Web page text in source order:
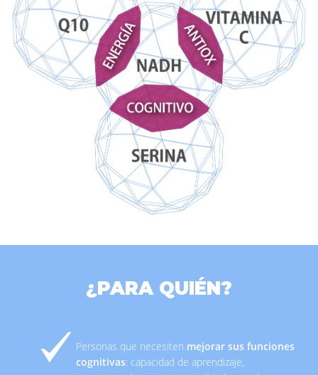
¿PARA QUIÉN?
Personas que necesiten mejorar sus funciones
cognitivas: capacidad de aprendizaje,